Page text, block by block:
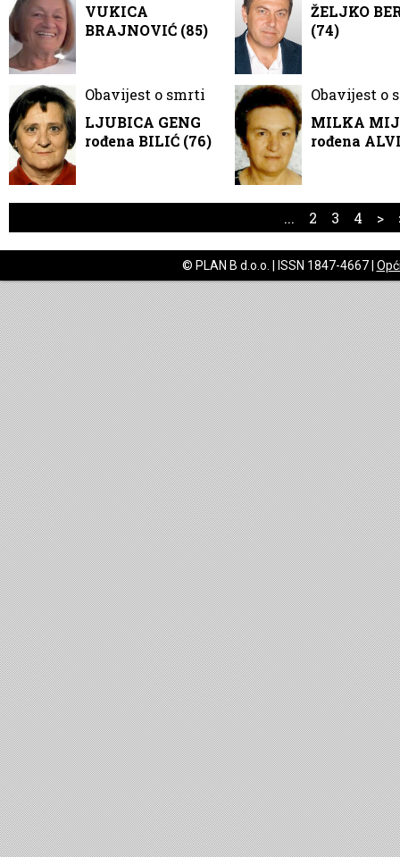
VUKICA
BRAJNOVIĆ (85)
ŽELJKO
(74)
Obavijest o smrti
LJUBICA GENG
rođena BILIĆ (76)
Obavijest o
MILKA
rođena
... 2 3 4 >
© PLAN B d.o.o. | ISSN 1847-4667 |